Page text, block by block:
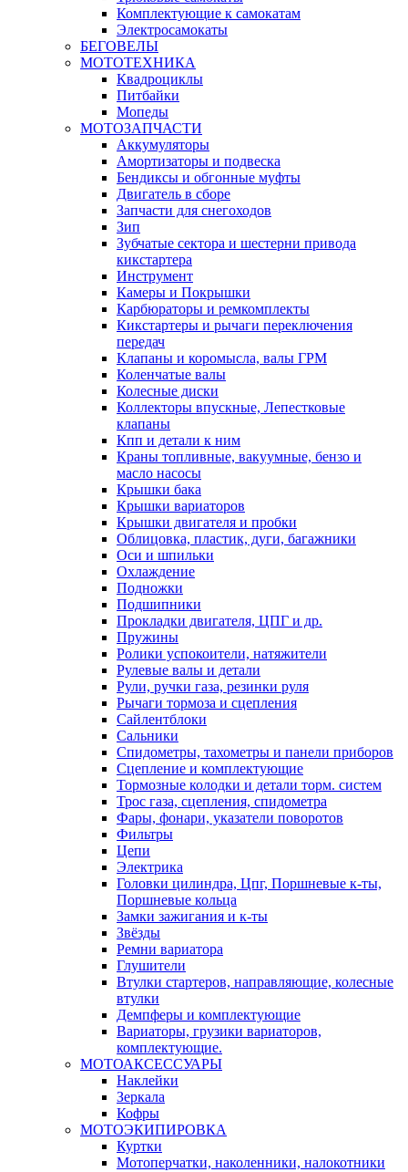
Комплектующие к самокатам
Электросамокаты
БЕГОВЕЛЫ
МОТОТЕХНИКА
Квадроциклы
Питбайки
Мопеды
МОТОЗАПЧАСТИ
Аккумуляторы
Амортизаторы и подвеска
Бендиксы и обгонные муфты
Двигатель в сборе
Запчасти для снегоходов
Зип
Зубчатые сектора и шестерни привода
кикстартера
Инструмент
Камеры и Покрышки
Карбюраторы и ремкомплекты
Кикстартеры и рычаги переключения
передач
Клапаны и коромысла, валы ГРМ
Коленчатые валы
Колесные диски
Коллекторы впускные, Лепестковые
клапаны
Кпп и детали к ним
Краны топливные, вакуумные, бензо и
масло насосы
Крышки бака
Крышки вариаторов
Крышки двигателя и пробки
Облицовка, пластик, дуги, багажники
Оси и шпильки
Охлаждение
Подножки
Подшипники
Прокладки двигателя, ЦПГ и др.
Пружины
Ролики успокоители, натяжители
Рулевые валы и детали
Рули, ручки газа, резинки руля
Рычаги тормоза и сцепления
Сайлентблоки
Сальники
Спидометры, тахометры и панели приборов
Сцепление и комплектующие
Тормозные колодки и детали торм. систем
Трос газа, сцепления, спидометра
Фары, фонари, указатели поворотов
Фильтры
Цепи
Электрика
Головки цилиндра, Цпг, Поршневые к-ты,
Поршневые кольца
Замки зажигания и к-ты
Звёзды
Ремни вариатора
Глушители
Втулки стартеров, направляющие, колесные
втулки
Демпферы и комплектующие
Вариаторы, грузики вариаторов,
комплектующие.
МОТОАКСЕССУАРЫ
Наклейки
Зеркала
Кофры
МОТОЭКИПИРОВКА
Куртки
Мотоперчатки, наколенники, налокотники